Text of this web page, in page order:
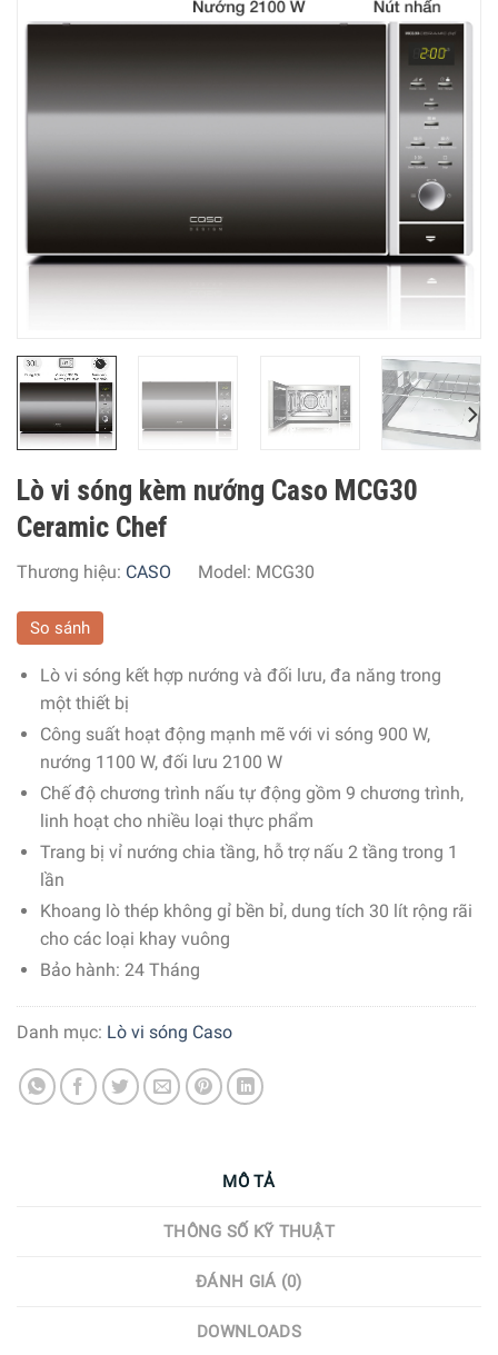
Lò vi sóng kèm nướng Caso MCG30
Ceramic Chef
Thương hiệu: CASO Model: MCG30
So sánh
Lò vi sóng kết hợp nướng và đối lưu, đa năng trong
một thiết bị
Công suất hoạt động mạnh mẽ với vi sóng 900 W,
nướng 1100 W, đối lưu 2100 W
Chế độ chương trình nấu tự động gồm 9 chương trình,
linh hoạt cho nhiều loại thực phẩm
Trang bị vỉ nướng chia tầng, hỗ trợ nấu 2 tầng trong 1
lần
Khoang lò thép không gỉ bền bỉ, dung tích 30 lít rộng rãi
cho các loại khay vuông
Bảo hành: 24 Tháng
Danh mục: Lò vi sóng Caso
MÔ TẢ
THÔNG SỐ KỸ THUẬT
ĐÁNH GIÁ (0)
DOWNLOADS